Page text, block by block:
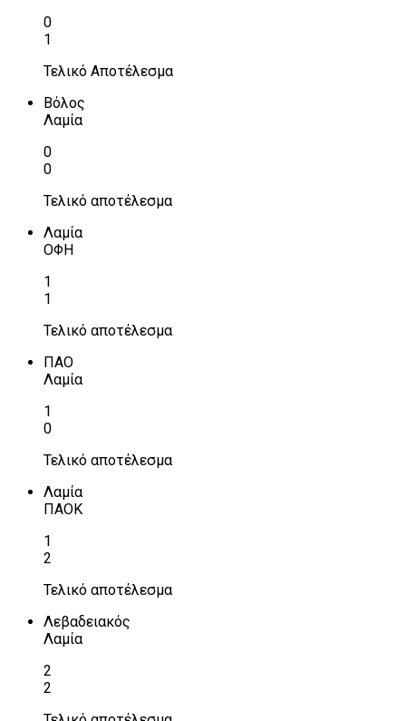
0
1
Τελικό Αποτέλεσμα
Βόλος
Λαμία
0
0
Τελικό αποτέλεσμα
Λαμία
ΟΦΗ
1
1
Τελικό αποτέλεσμα
ΠΑΟ
Λαμία
1
0
Τελικό αποτέλεσμα
Λαμία
ΠΑΟΚ
1
2
Τελικό αποτέλεσμα
Λεβαδειακός
Λαμία
2
2